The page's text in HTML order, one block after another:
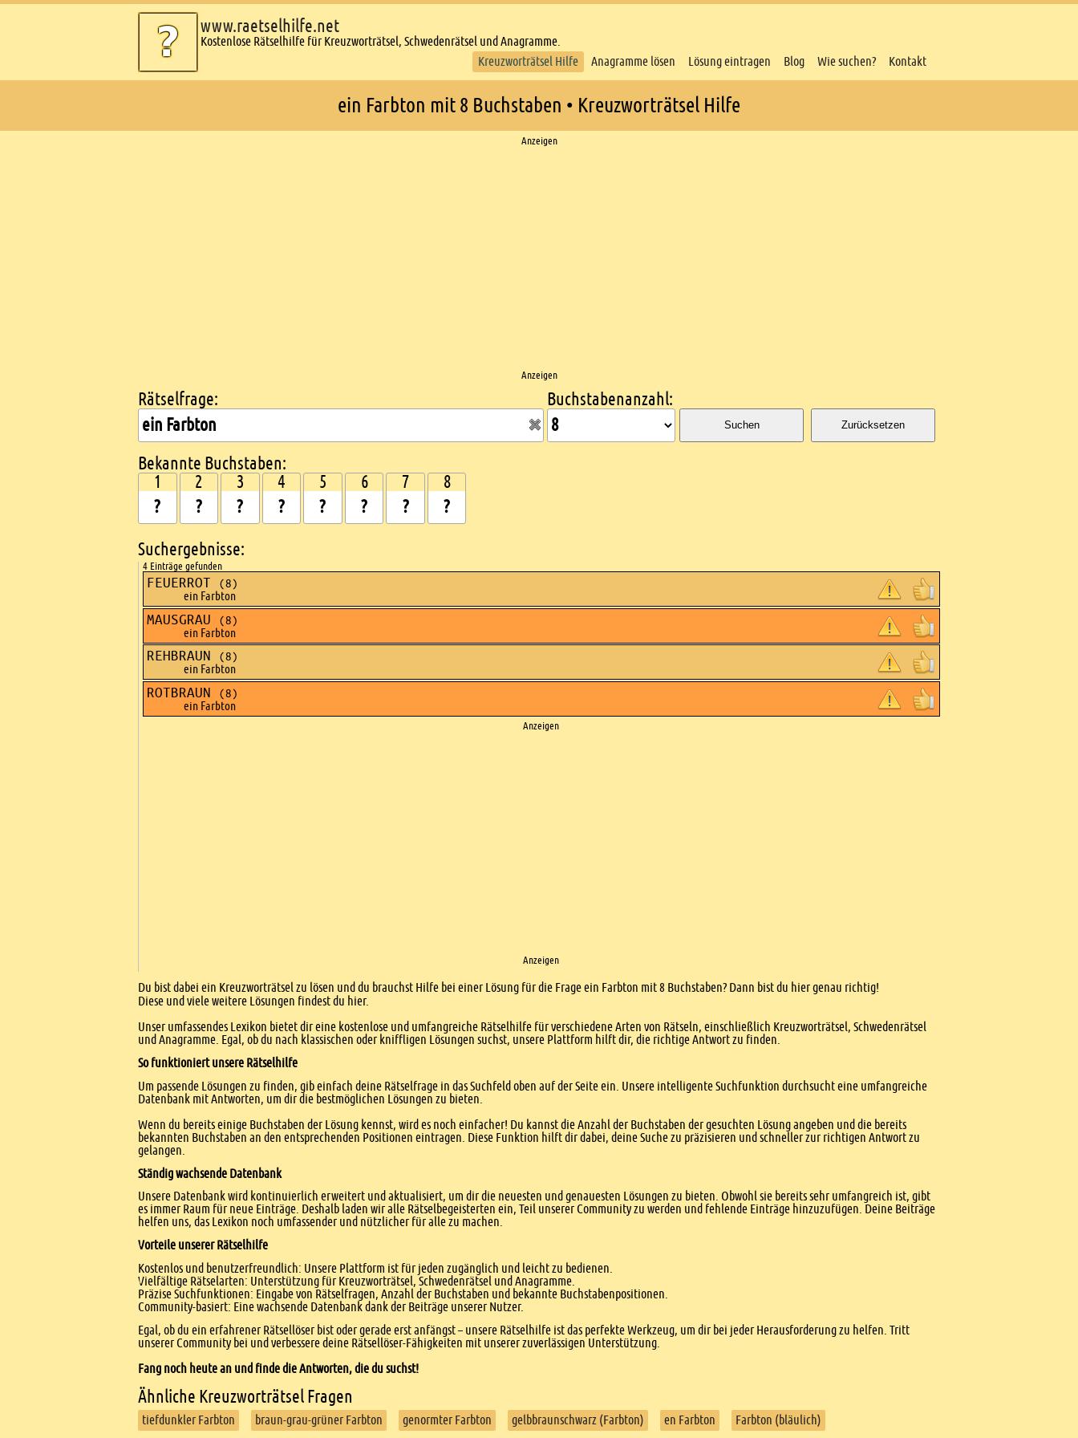
www.raetselhilfe.net
Kostenlose Rätselhilfe für Kreuzworträtsel, Schwedenrätsel und Anagramme.
Kreuzworträtsel Hilfe
Anagramme lösen Lösung eintragen Blog Wie suchen? Kontakt
ein Farbton mit 8 Buchstaben • Kreuzworträtsel Hilfe
Anzeigen
Anzeigen
Kreuzworträtsel suchen
Rätselfrage: Buchstabenanzahl:
Suchen Zurücksetzen
Bekannte Buchstaben:
1 2 3 4 5 6 7 8
Suchergebnisse:
4 Einträge gefunden
FEUERROT (8)
ein Farbton
MAUSGRAU
(8)
ein Farbton
REHBRAUN
(8)
ein Farbton
ROTBRAUN
(8)
ein Farbton
Anzeigen
Anzeigen
Einleitung
Du bist dabei ein Kreuzworträtsel zu lösen und du brauchst Hilfe bei einer Lösung für die Frage ein Farbton mit 8 Buchstaben? Dann bist du hier genau richtig!
Diese und viele weitere Lösungen findest du hier.
Unser umfassendes Lexikon bietet dir eine kostenlose und umfangreiche Rätselhilfe für verschiedene Arten von Rätseln, einschließlich Kreuzworträtsel, Schwedenrätsel
und Anagramme. Egal, ob du nach klassischen oder kniffligen Lösungen suchst, unsere Plattform hilft dir, die richtige Antwort zu finden.
So funktioniert unsere Rätselhilfe
Um passende Lösungen zu finden, gib einfach deine Rätselfrage in das Suchfeld oben auf der Seite ein. Unsere intelligente Suchfunktion durchsucht eine umfangreiche
Datenbank mit Antworten, um dir die bestmöglichen Lösungen zu bieten.
Wenn du bereits einige Buchstaben der Lösung kennst, wird es noch einfacher! Du kannst die Anzahl der Buchstaben der gesuchten Lösung angeben und die bereits
bekannten Buchstaben an den entsprechenden Positionen eintragen. Diese Funktion hilft dir dabei, deine Suche zu präzisieren und schneller zur richtigen Antwort zu
gelangen.
Ständig wachsende Datenbank
Unsere Datenbank wird kontinuierlich erweitert und aktualisiert, um dir die neuesten und genauesten Lösungen zu bieten. Obwohl sie bereits sehr umfangreich ist, gibt
es immer Raum für neue Einträge. Deshalb laden wir alle Rätselbegeisterten ein, Teil unserer Community zu werden und fehlende Einträge hinzuzufügen. Deine Beiträge
helfen uns, das Lexikon noch umfassender und nützlicher für alle zu machen.
Vorteile unserer Rätselhilfe
Kostenlos und benutzerfreundlich: Unsere Plattform ist für jeden zugänglich und leicht zu bedienen.
Vielfältige Rätselarten: Unterstützung für Kreuzworträtsel, Schwedenrätsel und Anagramme.
Präzise Suchfunktionen: Eingabe von Rätselfragen, Anzahl der Buchstaben und bekannte Buchstabenpositionen.
Community-basiert: Eine wachsende Datenbank dank der Beiträge unserer Nutzer.
Egal, ob du ein erfahrener Rätsellöser bist oder gerade erst anfängst – unsere Rätselhilfe ist das perfekte Werkzeug, um dir bei jeder Herausforderung zu helfen. Tritt
unserer Community bei und verbessere deine Rätsellöser-Fähigkeiten mit unserer zuverlässigen Unterstützung.
Fang noch heute an und finde die Antworten, die du suchst!
Ähnliche Kreuzworträtsel Fragen
tiefdunkler Farbton braun-grau-grüner Farbton genormter Farbton gelbbraunschwarz (Farbton) en Farbton
Farbton (bläulich)